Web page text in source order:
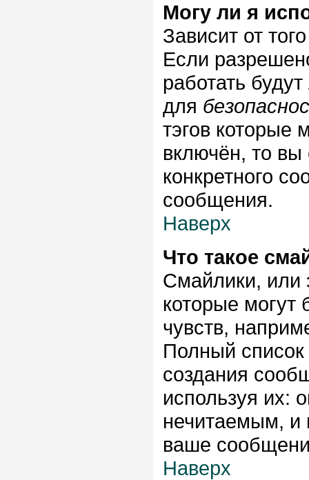
Могу ли я
Зависит от
Если
работать
для
тэгов которые
включён, то
конкретного
сообщения.
Наверх
Что такое
Смайлики, или
которые
чувств,
Полный
создания
используя их:
нечитаемым, и
ваше
Наверх